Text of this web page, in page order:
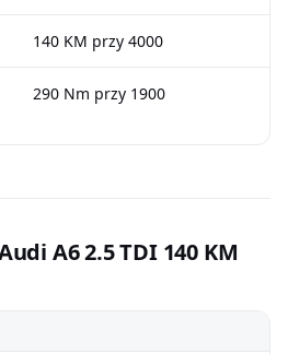
140 KM przy 4000
290 Nm przy 1900
A6 2.5 TDI 140 KM